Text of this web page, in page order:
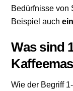
Bedürfnisse von
Beispiel auch
Was sind
Wie der Begriff